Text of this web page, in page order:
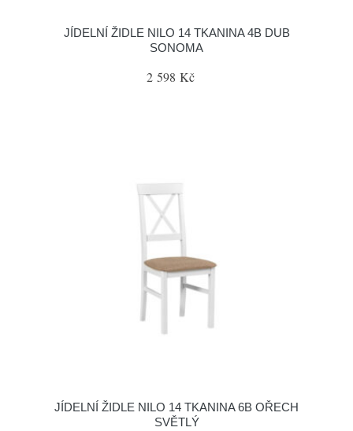
JÍDELNÍ ŽIDLE NILO 14 TKANINA 4B DUB
SONOMA
2 598 Kč
JÍDELNÍ ŽIDLE NILO 14 TKANINA 6B OŘECH
SVĚTLÝ